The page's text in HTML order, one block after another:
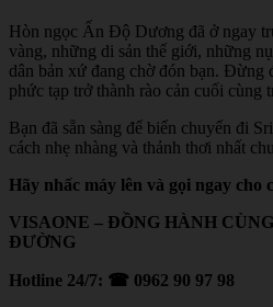
Hòn ngọc Ấn Độ Dương đã ở ngay
vàng, những di sản thế giới, những
dân bản xứ đang chờ đón bạn. Đừng
phức tạp trở thành rào cản cuối cùng
Bạn đã sẵn sàng để biến chuyến đi
cách nhẹ nhàng và thảnh thơi nhất
Hãy nhấc máy lên và gọi ngay cho
VISAONE – ĐỒNG HÀNH
ĐƯỜNG
Hotline 24/7: ☎ 0962 90 97 98